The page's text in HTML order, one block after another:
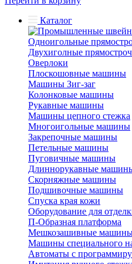
Каталог
Одноигольные
Двухиголные
Оверлоки
Плоскошовные машины
Машины Зиг-заг
Колонковые машины
Рукавные машины
Машины цепного стежка
Многоигольные машины
Закрепочные машины
Петельные машины
Пуговичные машины
Длиннорукавные
Скорняжные машины
Подшивочные машины
Спуска края кожи
Оборудование для
П-Образная платформа
Мешкозашивные
Машины специального
Автоматы с